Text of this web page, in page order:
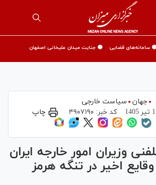
🟡 سامانه‌های قضایی 🟡 جنایت میدان علیخانی اصفهان
جهان
سیاست خارجی
کد خبر: ۴۹۰۷۱۹۰ چاپ
وزیران امور خارجه ایران
اخیر در تنگه هرمز